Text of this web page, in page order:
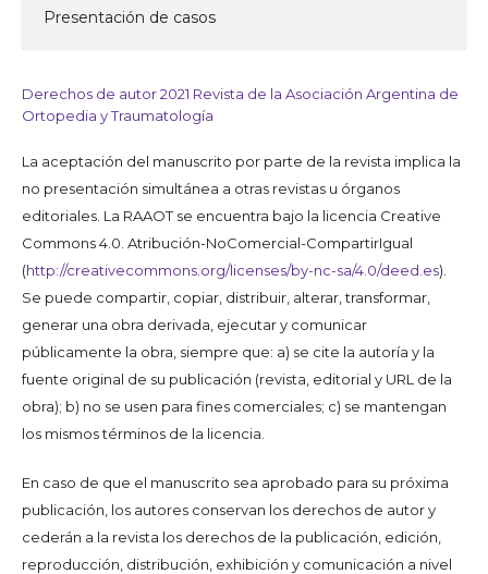
Presentación de casos
Derechos de autor 2021 Revista de la Asociación Argentina de
Ortopedia y Traumatología
La aceptación del manuscrito por parte de la revista implica la
no presentación simultánea a otras revistas u órganos
editoriales. La RAAOT se encuentra bajo la licencia Creative
Commons 4.0. Atribución-NoComercial-CompartirIgual
(http://creativecommons.org/licenses/by-nc-sa/4.0/deed.es).
Se puede compartir, copiar, distribuir, alterar, transformar,
generar una obra derivada, ejecutar y comunicar
públicamente la obra, siempre que: a) se cite la autoría y la
fuente original de su publicación (revista, editorial y URL de la
obra); b) no se usen para fines comerciales; c) se mantengan
los mismos términos de la licencia.
En caso de que el manuscrito sea aprobado para su próxima
publicación, los autores conservan los derechos de autor y
cederán a la revista los derechos de la publicación, edición,
reproducción, distribución, exhibición y comunicación a nivel